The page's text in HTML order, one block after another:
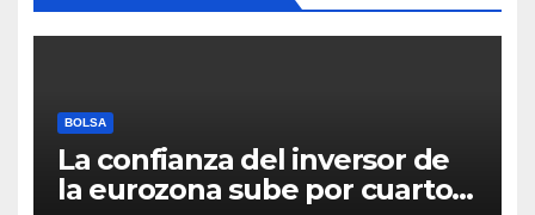
BOLSA
La confianza del inversor de
la eurozona sube por cuarto